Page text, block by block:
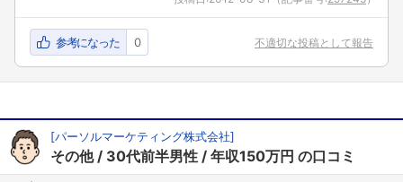
参考になった 0 不適切な投稿として報告
[パーソルマーケティング株式会社]
その他 30代前半男性 年収150万円 の口コミ